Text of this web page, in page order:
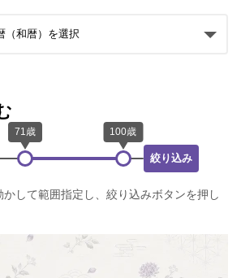
絞り込み
して範囲指定し、絞り込みボタンを押し